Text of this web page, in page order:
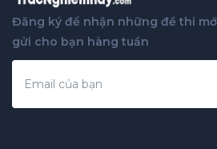
Đăng ký để nhận những đề thi
gửi cho bạn hàng tuần